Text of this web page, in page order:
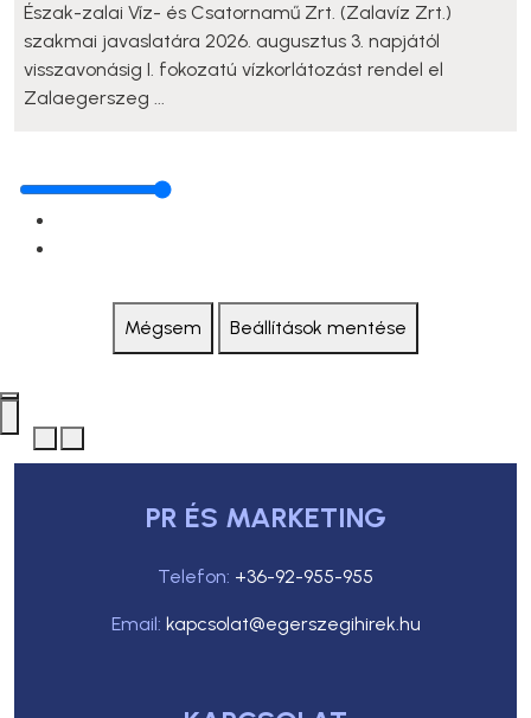
Észak-zalai Víz- és Csatornamű Zrt. (Zalavíz Zrt.)
szakmai javaslatára 2026. augusztus 3. napjától
visszavonásig I. fokozatú vízkorlátozást rendel el
Zalaegerszeg ...
Mégsem Beállítások mentése
PR ÉS MARKETING
Telefon: +36-92-955-955
Email: kapcsolat@egerszegihirek.hu